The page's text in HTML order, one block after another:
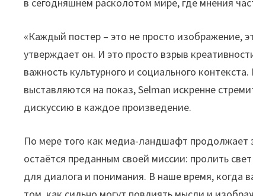
«Каждый постер – это не просто изображение,
утверждает он. И это просто взрыв
важность культурного и социального
выставляются на показ, Selman искренне
дискуссию в каждое произведение.
По мере того как медиа-ландшафт продолжает
остаётся преданным своей миссии: пролить
для диалога и понимания. В наше время, когда